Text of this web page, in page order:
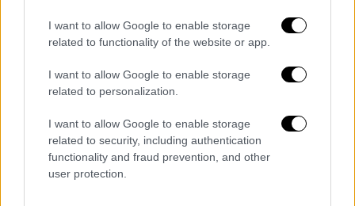
I want to allow Google to enable storage
related to functionality of the website or app.
I want to allow Google to enable storage
related to personalization.
I want to allow Google to enable storage
related to security, including authentication
functionality and fraud prevention, and other
user protection.
pic.twitter.com/LpDlKT14Kl
May 20, 2026
Τα σχολιά σας δημοσιεύονται άμεσα με δική σας ευθύνη. Το
ΕΘΝΟΣ θα παρεμβαίνει και τα προσβλητικά σχόλια θα
διαγράφονται